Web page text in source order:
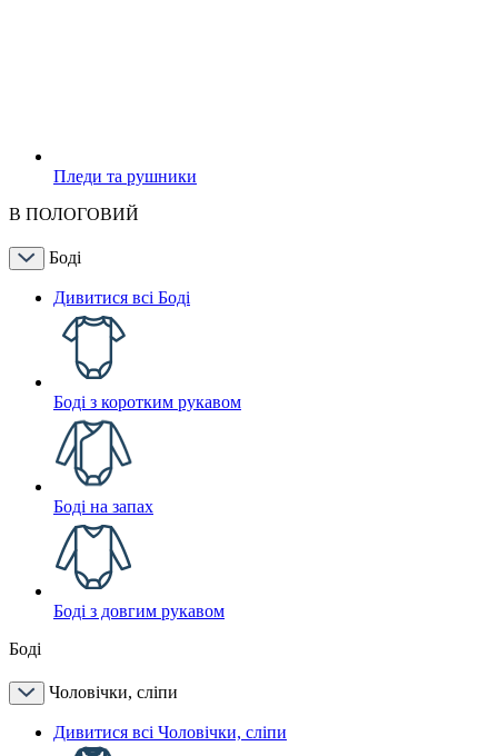
Пледи та рушники
В ПОЛОГОВИЙ
Боді
Дивитися всі Боді
Боді з коротким рукавом
Боді на запах
Боді з довгим рукавом
Боді
Чоловічки, сліпи
Дивитися всі Чоловічки, сліпи